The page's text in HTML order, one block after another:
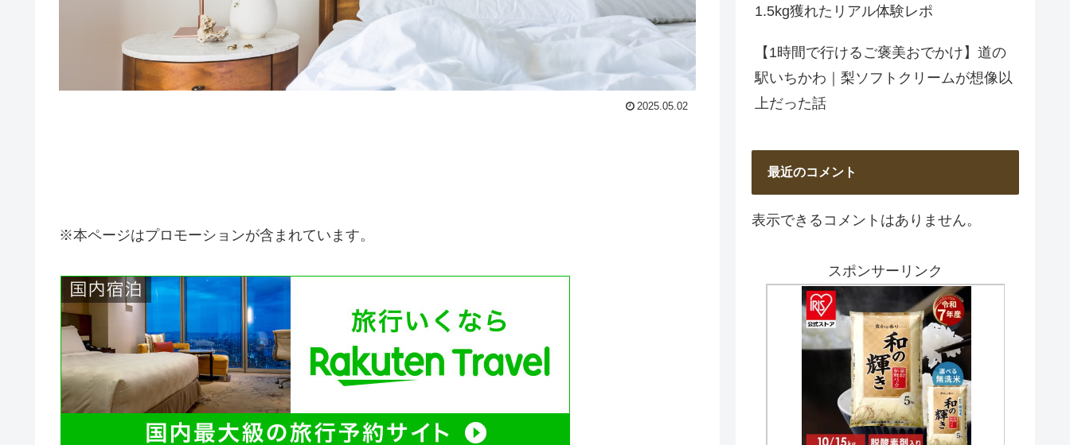
2025.05.02
※本ページはプロモーションが含まれています。
1.5kg獲れたリアル体験レポ
【1時間で行けるご褒美おでかけ】道の
駅いちかわ｜梨ソフトクリームが想像以
上だった話
最近のコメント
表示できるコメントはありません。
スポンサーリンク